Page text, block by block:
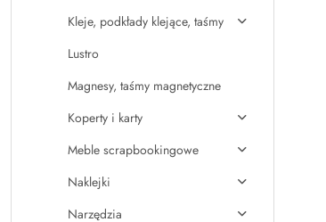
Kleje, podkłady klejące, taśmy
Lustro
Magnesy, taśmy magnetyczne
Koperty i karty
Meble scrapbookingowe
Naklejki
Narzędzia